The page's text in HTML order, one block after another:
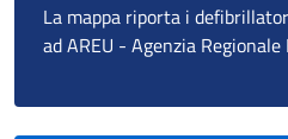
La mappa riporta i
ad AREU - Agenzia